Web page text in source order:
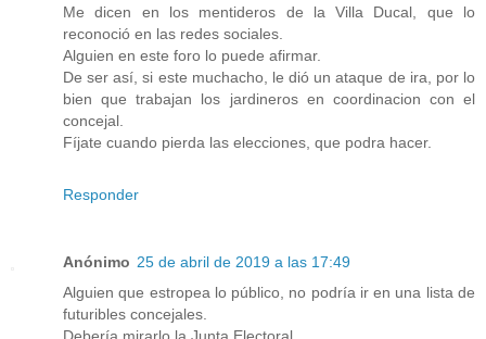
Me dicen en los mentideros de la Villa Ducal, que lo
reconoció en las redes sociales.
Alguien en este foro lo puede afirmar.
De ser así, si este muchacho, le dió un ataque de ira, por lo
bien que trabajan los jardineros en coordinacion con el
concejal.
Fíjate cuando pierda las elecciones, que podra hacer.
Responder
Anónimo 25 de abril de 2019 a las 17:49
Alguien que estropea lo público, no podría ir en una lista de
futuribles concejales.